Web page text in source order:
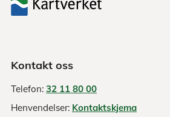
Kontakt oss
Telefon: 32 11 80 00
Henvendelser: Kontaktskjema